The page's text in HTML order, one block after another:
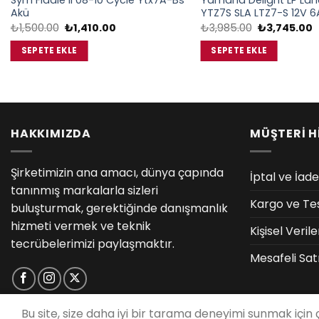
Akü
₺1,500.00 Orijinal
fiyat:
₺1,500.00.
₺1,410.00
SEPETE EKLE
YTZ7S SLA LTZ7-S 12V
₺3,985.00 Orijinal
fiyat:
₺3,985.00.
₺3,745.00Şu
SEPETE EKLE
HAKKIMIZDA
Şirketimizin ana amacı, dünya çapında
tanınmış markalarla sizleri
buluşturmak, gerektiğinde danışmanlık
hizmeti vermek ve teknik
tecrübelerimizi paylaşmaktır.
MÜŞTERİ
İptal ve
Kargo ve
Kişisel
Mesafeli
Bu site, size daha iyi bir tarama deneyimi sunmak